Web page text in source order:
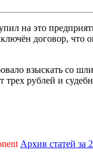
на это
договор, что
взыскать со
трех рублей и
Архив статей за